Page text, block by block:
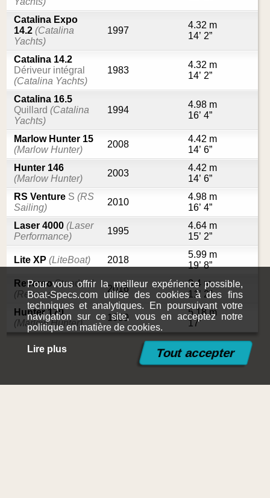
Catalina Expo
14.2(Catalina
Yachts)
1997
4.32 m
14’ 2”
Catalina 14.2
Dériveur intégral
(Catalina Yachts)
1983
4.32 m
14’ 2”
Catalina 16.5
Quillard (Catalina
Yachts)
1994
4.98 m
16’ 4”
Marlow Hunter 15
(Marlow Hunter)
2008
4.42 m
14’ 6”
Hunter 146
(Marlow Hunter)
2003
4.42 m
14’ 6”
RS Venture S (RS
Sailing)
2010
4.98 m
16’ 4”
Laser 4000(Laser
Performance)
1995
4.64 m
15’ 2”
Lite XP(LiteBoat) 2018
5.99 m
19’ 8”
ReversoStandard
(Reverso)
2016
3.4 m
11’ 2”
Hunter 170
(Marlow Hunter)
1999
5.18 m
17’
Pour vous offrir la meilleur expérience possible,
Boat-Specs.com utilise des cookies à des fins
techniques et analytiques. En poursuivant votre
navigation sur ce site, vous en acceptez notre
politique en matière de cookies.
Lire plus